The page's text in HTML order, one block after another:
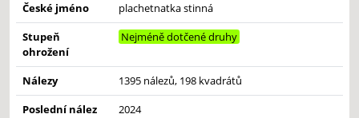
České jméno
plachetnatka stinná
Stupeň
ohrožení
Nejméně dotčené druhy
Nálezy
1395 nálezů, 198 kvadrátů
Poslední nález
2024